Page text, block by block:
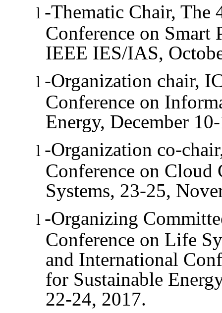
l -Thematic Chair, The
Conference on Smart
IEEE IES/IAS,
l -Organization chair,
Conference on
Energy, December
l -Organization co-
Conference on
Systems, 23-25,
l -Organizing
Conference on Life
and International
for Sustainable
22-24, 2017.